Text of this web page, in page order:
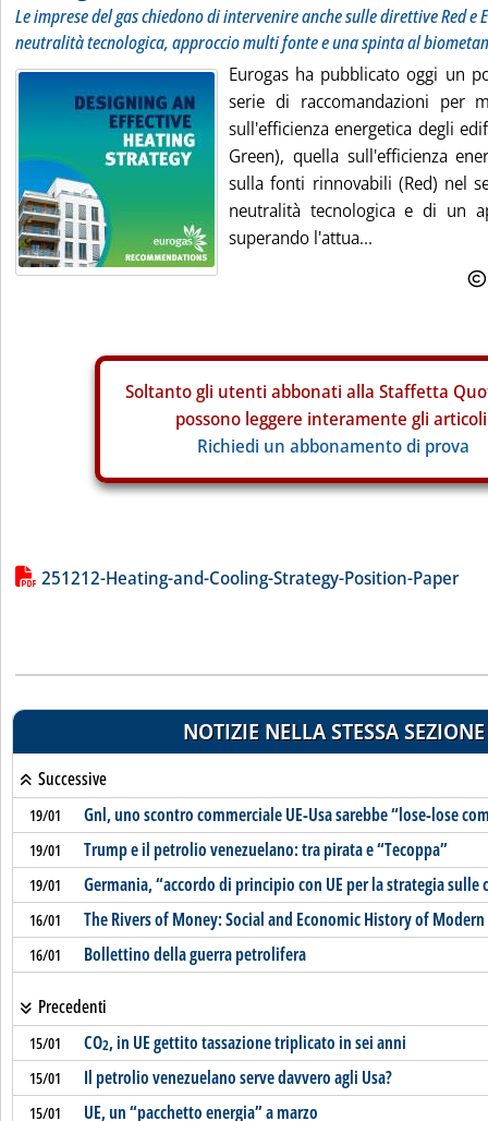
Le imprese del gas chiedono di intervenire anche sulle direttive Red e
neutralità tecnologica, approccio multi fonte e una spinta al
Eurogas ha pubblicato oggi un
serie di raccomandazioni per
sull'efficienza energetica degli
Green), quella sull'efficienza
sulla fonti rinnovabili (Red) nel
neutralità tecnologica e di un
superando l'attua...
Soltanto gli utenti abbonati alla Staffetta
possono leggere interamente gli
Richiedi un abbonamento di prova
Lista allegati PDF alla notizia
251212-Heating-and-Cooling-Strategy-Position-Paper
NOTIZIE NELLA STESSA SEZIONE
Successive
19/01 Gnl, uno scontro commerciale UE-Usa sarebbe “lose-lose
19/01 Trump e il petrolio venezuelano: tra pirata e “Tecoppa”
19/01 Germania, “accordo di principio con UE per la strategia sulle
16/01 The Rivers of Money: Social and Economic History of
16/01 Bollettino della guerra petrolifera
Precedenti
15/01 CO2, in UE gettito tassazione triplicato in sei anni
15/01 Il petrolio venezuelano serve davvero agli Usa?
15/01 UE, un “pacchetto energia” a marzo